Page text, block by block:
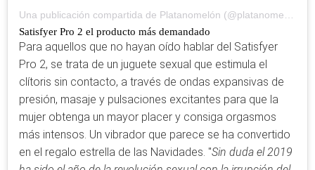
Satisfyer Pro 2 el producto más demandado
Para aquellos que no hayan oído hablar del Satisfyer
Pro 2, se trata de un juguete sexual que estimula el
clítoris sin contacto, a través de ondas expansivas de
presión, masaje y pulsaciones excitantes para que la
mujer obtenga un mayor placer y consiga orgasmos
más intensos. Un vibrador que parece se ha convertido
en el regalo estrella de las Navidades. "Sin duda el 2019